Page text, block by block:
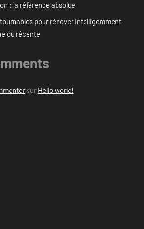
: la référence absolue
pour rénover intelligemment
ou récente
sur Hello world!